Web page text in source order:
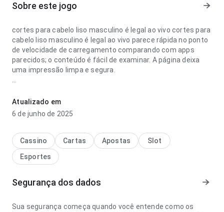
Sobre este jogo
cortes para cabelo liso masculino é legal ao vivo cortes para
cabelo liso masculino é legal ao vivo parece rápida no ponto
de velocidade de carregamento comparando com apps
parecidos; o conteúdo é fácil de examinar. A página deixa
uma impressão limpa e segura.
no ponto de velocidade de carregamento para um visitante
novo; a página não parece carregada. Ajuda quem quer
decidir rapidamente se vale instalar.
Atualizado em
6 de junho de 2025
Cassino Cartas Apostas
Slot
Esportes
Segurança dos dados
Sua segurança começa quando você entende como os